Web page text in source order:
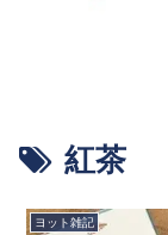
紅茶
ヨット雑記